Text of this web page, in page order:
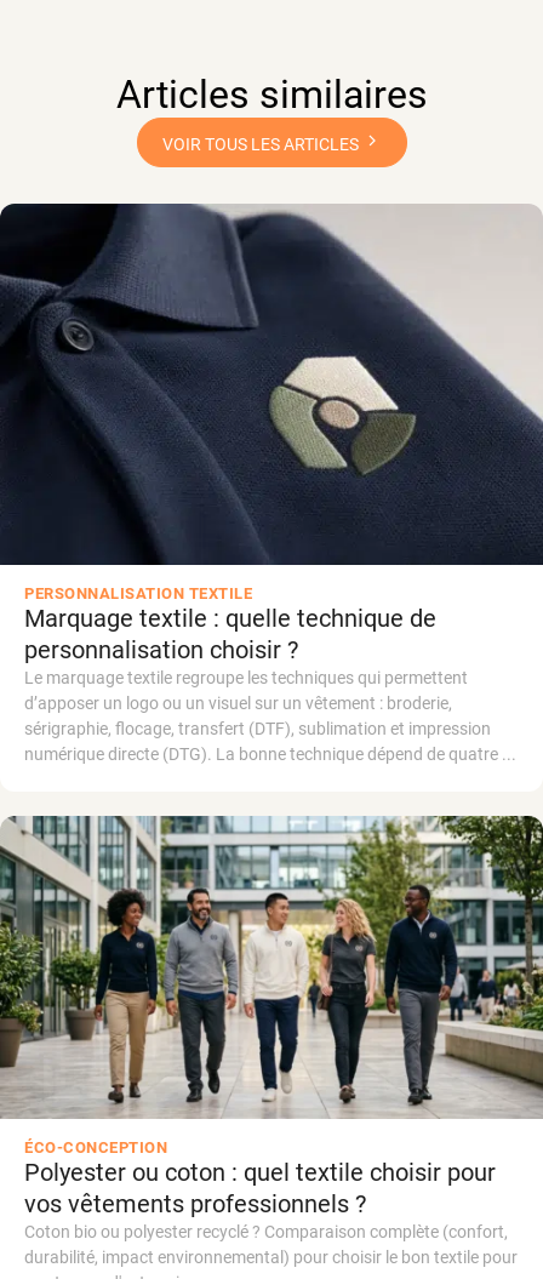
Articles similaires
VOIR TOUS LES ARTICLES
PERSONNALISATION TEXTILE
Marquage textile : quelle technique de
personnalisation choisir ?
Le marquage textile regroupe les techniques qui permettent
d’apposer un logo ou un visuel sur un vêtement : broderie,
sérigraphie, flocage, transfert (DTF), sublimation et impression
numérique directe (DTG). La bonne technique dépend de quatre ...
ÉCO-CONCEPTION
Polyester ou coton : quel textile choisir pour
vos vêtements professionnels ?
Coton bio ou polyester recyclé ? Comparaison complète (confort,
durabilité, impact environnemental) pour choisir le bon textile pour